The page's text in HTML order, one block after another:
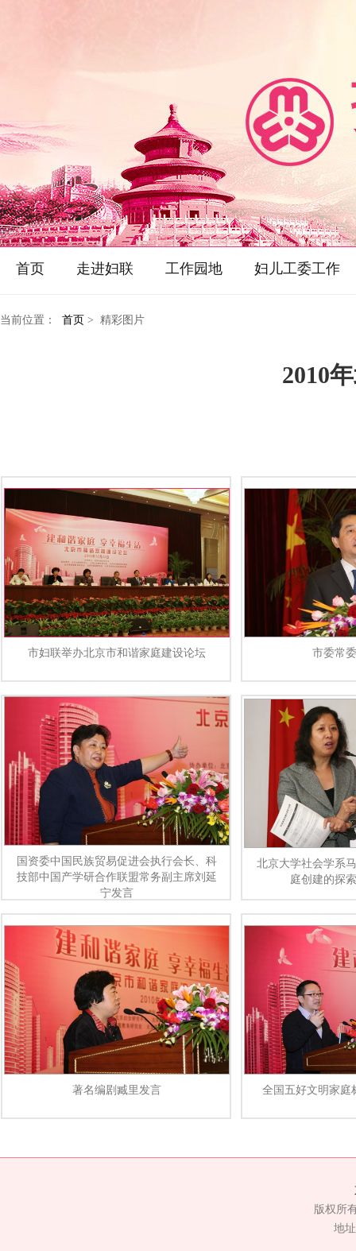
首页 走进妇联 工作园地 妇儿工委工作
当前位置： 首页 > 精彩图片
2010
市妇联举办北京市和谐家庭建设论坛 市委常
国资委中国民族贸易促进会执行会长、科
技部中国产学研合作联盟常务副主席刘延
宁发言
北京大学社会学系
庭创建的探
著名编剧臧里发言 全国五好文明家庭
版权所
地